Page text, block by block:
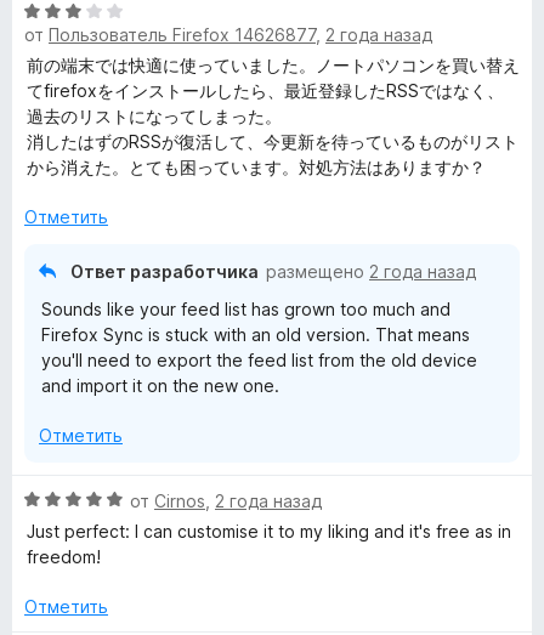
О
ц
е
н
е
н
о
а
от Пользователь Firefox 14626877, 2 года назад
前の端末では快適に使っていました。ノートパソコンを買い替え
てfirefoxをインストールしたら、最近登録したRSSではなく、
過去のリストになってしまった。
消したはずのRSSが復活して、今更新を待っているものがリスト
から消えた。とても困っています。対処方法はありますか？
Отметить
Ответ разработчика размещено 2 года назад
Sounds like your feed list has grown too much and
Firefox Sync is stuck with an old version. That means
you'll need to export the feed list from the old device
and import it on the new one.
Отметить
О
ц
е
е
от Cirnos 2 года назад
Just perfect: I can customise it to my liking and it's free as in
freedom!
Отметить